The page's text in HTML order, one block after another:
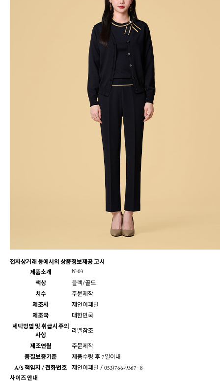
전자상거래 등에서의 상품정보제공 고시
제품소개
N-03
색상
블랙/골드
치수
주문제작
제조사
재연어패럴
제조국
대한민국
세탁방법 및 취급시 주의
사항
라벨참조
제조연월
주문제작
품질보증기준
제품수령 후 7일이내
A/S 책임자 / 전화번호
재연어패럴 / 053)766-9367~8
사이즈 안내